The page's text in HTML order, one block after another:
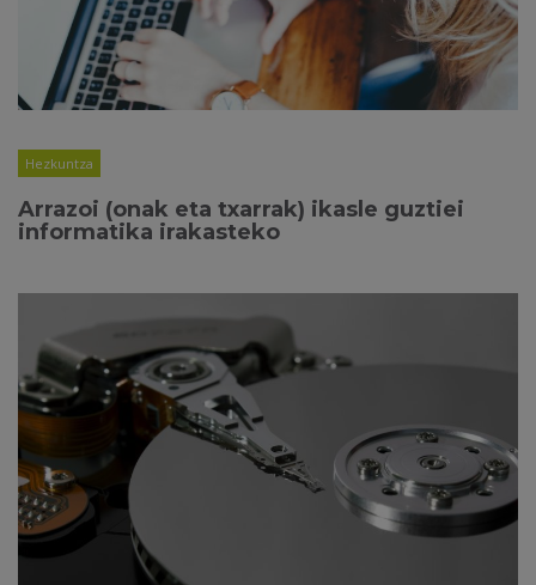
Hezkuntza
Arrazoi (onak eta txarrak) ikasle guztiei
informatika irakasteko